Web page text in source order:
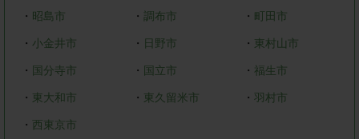
・ 昭島市 ・ 調布市 ・ 町田市
・ 小金井市 ・ 日野市 ・ 東村山市
・ 国分寺市 ・ 国立市 ・ 福生市
・ 東大和市 ・ 東久留米市 ・羽村市
・ 西東京市